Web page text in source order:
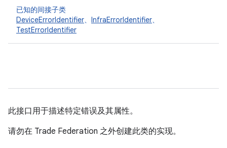
已知的间接子类
DeviceErrorIdentifier、 InfraErrorIdentifier、
TestErrorIdentifier
此接口用于描述特定错误及其属性。
请勿在 Trade Federation 之外创建此类的实现。